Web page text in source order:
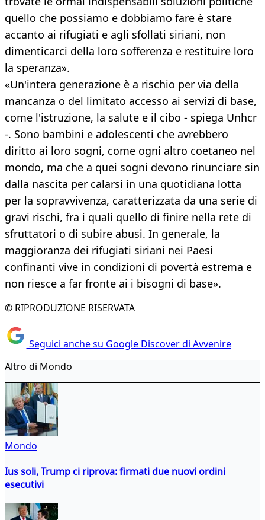
quello che possiamo e dobbiamo fare è stare
accanto ai rifugiati e agli sfollati siriani, non
dimenticarci della loro sofferenza e restituire loro
la speranza».
«Un'intera generazione è a rischio per via della
mancanza o del limitato accesso ai servizi di base,
come l'istruzione, la salute e il cibo - spiega Unhcr
-. Sono bambini e adolescenti che avrebbero
diritto ai loro sogni, come ogni altro coetaneo nel
mondo, ma che a quei sogni devono rinunciare sin
dalla nascita per calarsi in una quotidiana lotta
per la sopravvivenza, caratterizzata da una serie di
gravi rischi, fra i quali quello di finire nella rete di
sfruttatori o di subire abusi. In generale, la
maggioranza dei rifugiati siriani nei Paesi
confinanti vive in condizioni di povertà estrema e
non riesce a far fronte ai i bisogni di base».
© RIPRODUZIONE RISERVATA
Seguici anche su Google Discover di Avvenire
Altro di Mondo
Mondo
Ius soli, Trump ci riprova: firmati due nuovi ordini
esecutivi